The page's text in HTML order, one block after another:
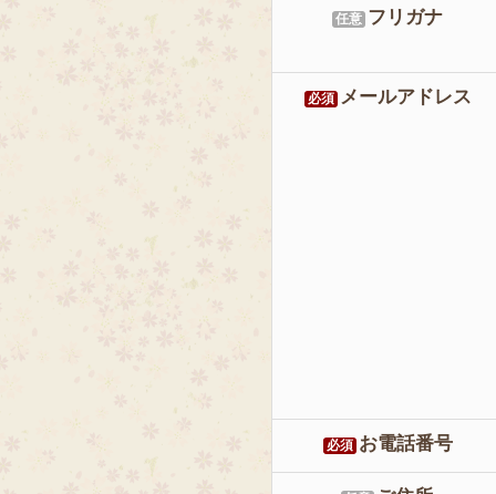
任意 フリガナ
必須 メールアドレス
必須 お電話番号